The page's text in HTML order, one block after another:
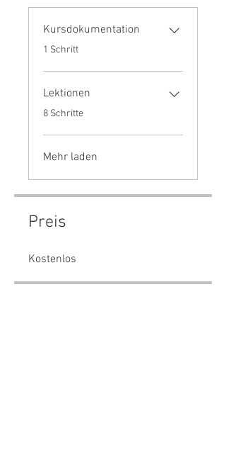
Kursdokumentation
.1 Schritt
Lektionen
.8 Schritte
Mehr laden
Preis
Kostenlos